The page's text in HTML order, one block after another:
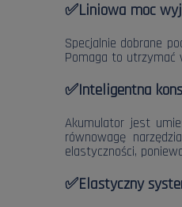
✅Liniowa moc
Specjalnie dobrane
Pomaga to utrzymać
✅Inteligentna
Akumulator jest
równowagę
elastyczności,
✅Elastyczny